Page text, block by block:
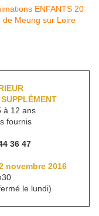
à 12 ans
fournis
36 47
novembre 2016
le lundi)